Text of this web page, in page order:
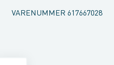
VARENUMMER 617667028